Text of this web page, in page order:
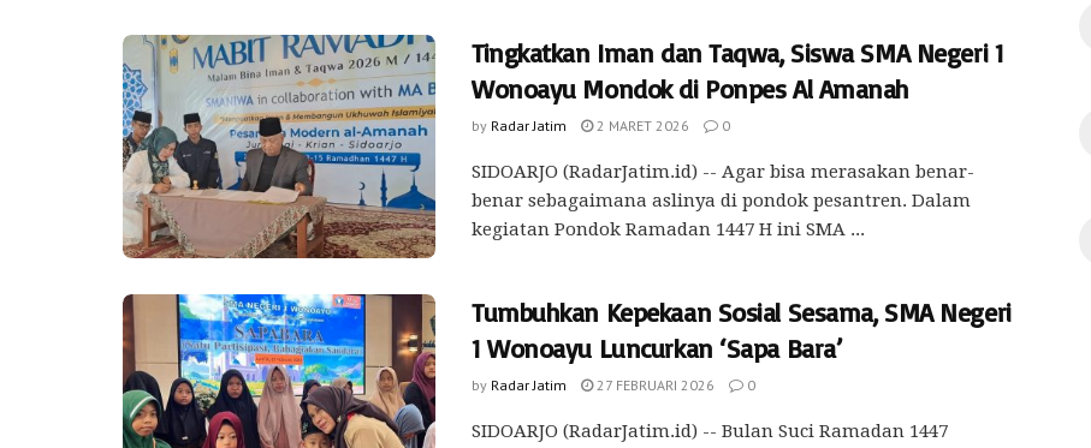
Tingkatkan Iman dan Taqwa, Siswa SMA Negeri 1
Wonoayu Mondok di Ponpes Al Amanah
by Radar Jatim 2 MARET 2026 0
SIDOARJO (RadarJatim.id) -- Agar bisa merasakan benar-
benar sebagaimana aslinya di pondok pesantren. Dalam
kegiatan Pondok Ramadan 1447 H ini SMA ...
Tumbuhkan Kepekaan Sosial Sesama, SMA Negeri
1 Wonoayu Luncurkan ‘Sapa Bara’
by Radar Jatim 27 FEBRUARI 2026 0
SIDOARJO (RadarJatim.id) -- Bulan Suci Ramadan 1447